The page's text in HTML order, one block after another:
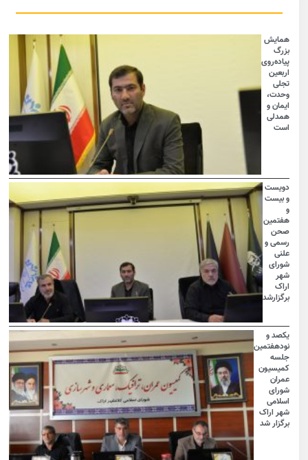
همایش
بزرگ
پیاده‌روی
اربعین
تجلی
وحدت،
ایمان و
همدلی
است
دویست
و بیست
هفتمین
صحن
رسمی و
علنی
شورای
شهر
اراک
برگزارشد
یکصد و
نودهفتمین
جلسه
کمیسیون
عمران
شورای
اسلامی
شهر اراک
برگزار شد